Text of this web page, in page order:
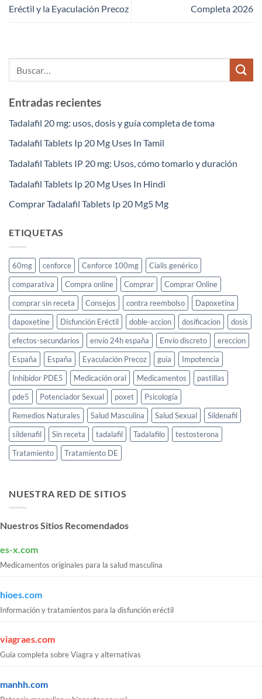
Eréctil y la Eyaculación Precoz
Completa 2026
Entradas recientes
Tadalafil 20 mg: usos, dosis y guía completa de toma
Tadalafil Tablets Ip 20 Mg Uses In Tamil
Tadalafil Tablets IP 20 mg: Usos, cómo tomarlo y duración
Tadalafil Tablets Ip 20 Mg Uses In Hindi
Comprar Tadalafil Tablets Ip 20 Mg5 Mg
ETIQUETAS
60mg cenforce Cenforce 100mg
Cialis genérico
comparativa
Compra online Comprar
Comprar Online
comprar sin receta
Consejos contra reembolso
Dapoxetina
dapoxetine
Disfunción Eréctil doble-accion dosificacion
dosis
efectos-secundarios
envío 24h españa Envío discreto
ereccion
España
España Eyaculación Precoz guia
Impotencia
Inhibidor PDE5
Medicación oral Medicamentos
pastillas
pde5
Potenciador Sexual poxet
Psicología
Remedios Naturales
Salud Masculina Salud Sexual
Sildenafil
sildenafil
Sin receta tadalafil Tadalafilo
testosterona
Tratamiento
Tratamiento DE
NUESTRA RED DE SITIOS
Nuestros Sitios Recomendados
es-x.com
Medicamentos originales para la salud masculina
hioes.com
Información y tratamientos para la disfunción eréctil
viagraes.com
Guía completa sobre Viagra y alternativas
manhh.com